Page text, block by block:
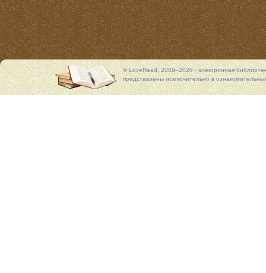
© LoveRead, 2009–2026 - электронная
представлены исключительно в